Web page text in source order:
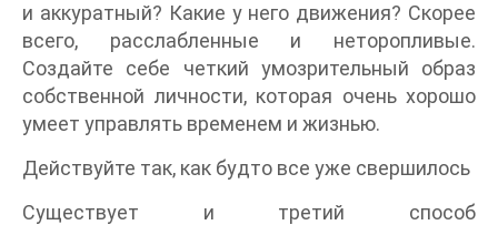
и аккуратный? Какие у него движения? Скорее
всего, расслабленные и неторопливые.
Создайте себе четкий умозрительный образ
собственной личности, которая очень хорошо
умеет управлять временем и жизнью.
Действуйте так, как будто все уже свершилось
Существует и третий способ